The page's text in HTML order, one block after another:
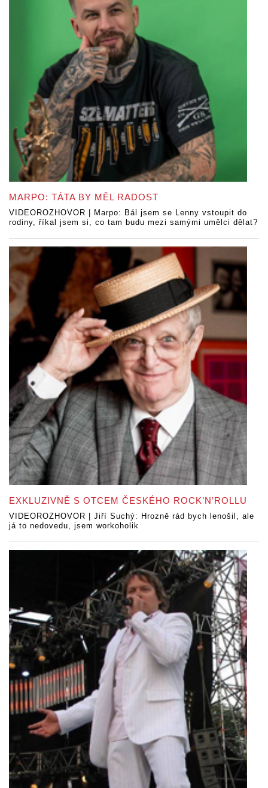
MARPO: TÁTA BY MĚL RADOST
VIDEOROZHOVOR | Marpo: Bál jsem se Lenny vstoupit do
rodiny, říkal jsem si, co tam budu mezi samými umělci dělat?
EXKLUZIVNĚ S OTCEM ČESKÉHO ROCK’N’ROLLU
VIDEOROZHOVOR | Jiří Suchý: Hrozně rád bych lenošil, ale
já to nedovedu, jsem workoholik